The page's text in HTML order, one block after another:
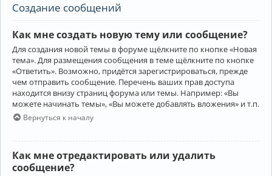
Создание сообщений
Как мне создать новую тему или сообщение?
Для создания новой темы в форуме щёлкните по кнопке «Новая
тема». Для размещения сообщения в теме щёлкните по кнопке
«Ответить». Возможно, придётся зарегистрироваться, прежде
чем отправить сообщение. Перечень ваших прав доступа
находится внизу страниц форума или темы. Например: «Вы
можете начинать темы», «Вы можете добавлять вложения» и т.п.
Вернуться к началу
Как мне отредактировать или удалить
сообщение?